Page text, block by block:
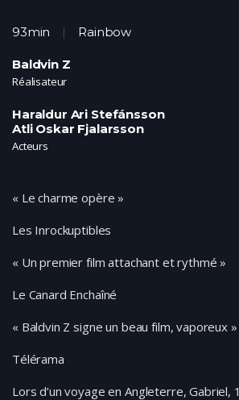
93min Rainbow
Baldvin Z
Réalisateur
Haraldur Ari Stefánsson
Atli Oskar Fjalarsson
Acteurs
« Le charme opère »
Les Inrockuptibles
« Un premier film attachant et rythmé »
Le Canard Enchaîné
« Baldvin Z signe un beau film, vaporeux »
Télérama
Lors d’un voyage en Angleterre, Gabriel,